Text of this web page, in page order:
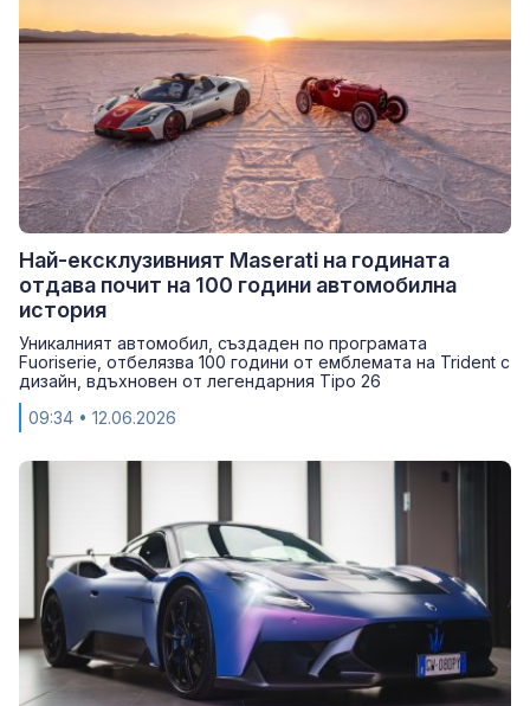
Най-ексклузивният Maserati на годината
отдава почит на 100 години автомобилна
история
Уникалният автомобил, създаден по програмата
Fuoriserie, отбелязва 100 години от емблемата на Trident с
дизайн, вдъхновен от легендарния Tipo 26
09:34 • 12.06.2026